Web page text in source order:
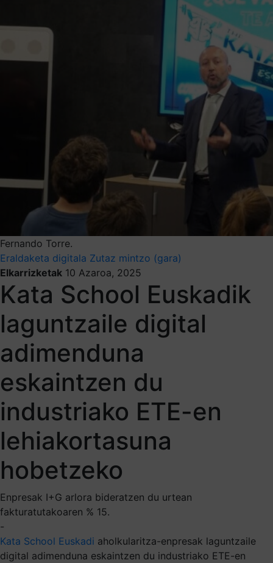
Fernando Torre.
Eraldaketa digitala Zutaz mintzo (gara)
Elkarrizketak 10 Azaroa, 2025
Kata School Euskadik
laguntzaile digital
adimenduna
eskaintzen du
industriako ETE-en
lehiakortasuna
hobetzeko
Enpresak I+G arlora bideratzen du urtean
fakturatutakoaren % 15.
-
Kata School Euskadi aholkularitza-enpresak laguntzaile
digital adimenduna eskaintzen du industriako ETE-en